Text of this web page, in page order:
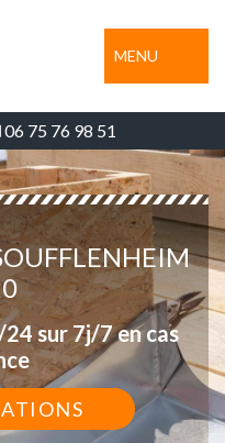
MENU
06 75 76 98 51
sur 7j/7 en cas